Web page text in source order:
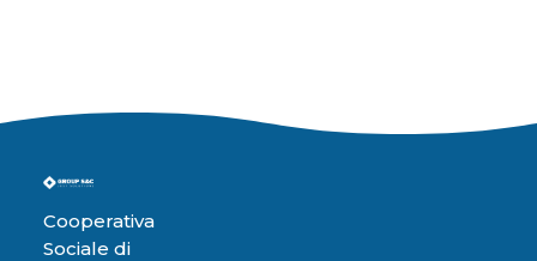
Cooperativa
Sociale di